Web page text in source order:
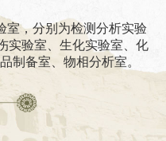
室，分别为检测分析实验
实验室、生化实验室、化
制备室、物相分析室。